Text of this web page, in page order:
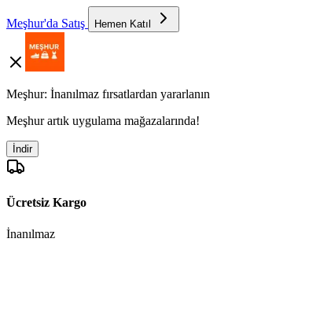
Meşhur'da Satış Hemen Katıl
Meşhur: İnanılmaz fırsatlardan yararlanın
Meşhur artık uygulama mağazalarında!
İndir
Ücretsiz Kargo
İnanılmaz